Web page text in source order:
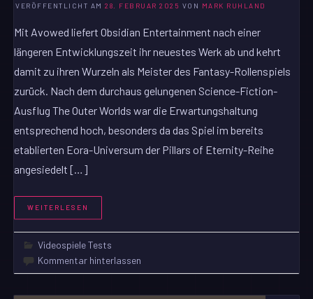
VERÖFFENTLICHT AM28. FEBRUAR 2025 VON MARK RUHLAND
Mit Avowed liefert Obsidian Entertainment nach einer
längeren Entwicklungszeit ihr neuestes Werk ab und kehrt
damit zu ihren Wurzeln als Meister des Fantasy-Rollenspiels
zurück. Nach dem durchaus gelungenen Science-Fiction-
Ausflug The Outer Worlds war die Erwartungshaltung
entsprechend hoch, besonders da das Spiel im bereits
etablierten Eora-Universum der Pillars of Eternity-Reihe
angesiedelt […]
WEITERLESEN
Videospiele Tests
Kommentar hinterlassen